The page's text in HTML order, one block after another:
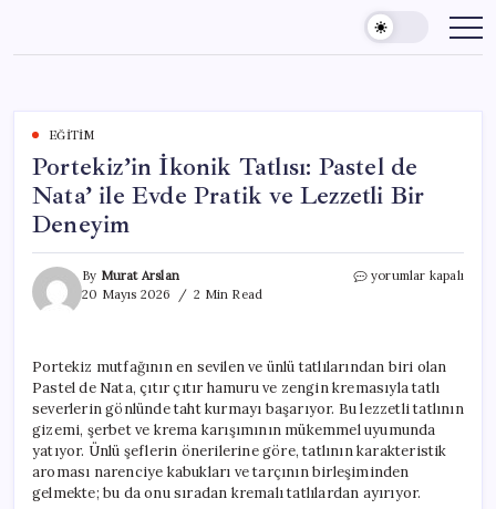
content
EĞITIM
Portekiz’in İkonik Tatlısı: Pastel de
Nata’ ile Evde Pratik ve Lezzetli Bir
Deneyim
By Murat Arslan
20 Mayıs 2026
2 Min Read
Portekiz’in
Nata’
ile
Evde
Pratik
ve
Lezzetli
Bir
Deneyim
yorumlar kapalı
Portekiz mutfağının en sevilen ve ünlü tatlılarından biri olan
Pastel de Nata, çıtır çıtır hamuru ve zengin kremasıyla tatlı
severlerin gönlünde taht kurmayı başarıyor. Bu lezzetli tatlının
gizemi, şerbet ve krema karışımının mükemmel uyumunda
yatıyor. Ünlü şeflerin önerilerine göre, tatlının karakteristik
aroması narenciye kabukları ve tarçının birleşiminden
gelmekte; bu da onu sıradan kremalı tatlılardan ayırıyor.